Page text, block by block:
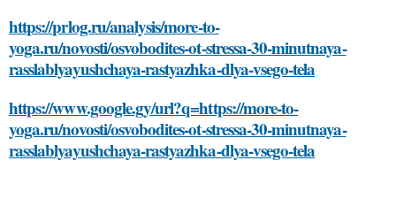
https://prlog.ru/analysis/more-to-
yoga.ru/novosti/osvobodites-ot-stressa-30-minutnaya-
rasslablyayushchaya-rastyazhka-dlya-vsego-tela
https://www.google.gy/url?q=https://more-to-
yoga.ru/novosti/osvobodites-ot-stressa-30-minutnaya-
rasslablyayushchaya-rastyazhka-dlya-vsego-tela